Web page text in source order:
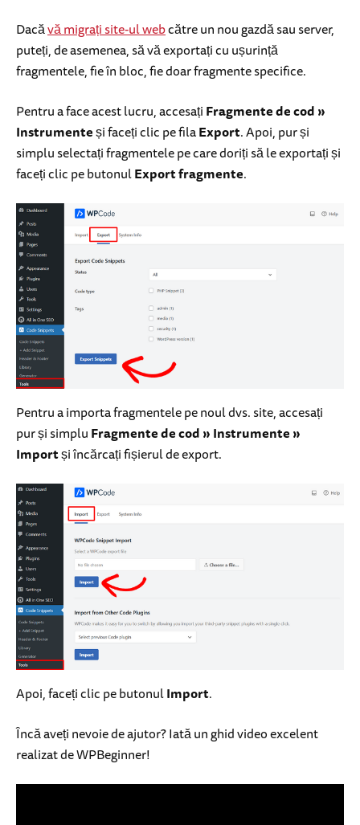
Dacăvă migrați site-ul webcătre un nou gazdă sau server,
puteți, de asemenea, să vă exportați cu ușurință
fragmentele, fie în bloc, fie doar fragmente specifice.
Pentru a face acest lucru, accesațiFragmente de cod»
Instrumenteși faceți clic pe filaExport. Apoi, pur și
simplu selectați fragmentele pe care doriți să le exportați și
faceți clic pe butonulExport fragmente.
Pentru a importa fragmentele pe noul dvs. site, accesați
pur și simpluFragmente de cod » Instrumente »
Importși încărcați fișierul de export.
Apoi, faceți clic pe butonulImport.
Încă aveți nevoie de ajutor? Iată un ghid video excelent
realizat de WPBeginner!